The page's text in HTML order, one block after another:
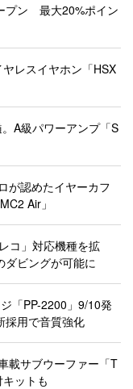
プン 最大20%ポイン
レスイヤホン「HSX
A級パワーアンプ「S
が認めたイヤーカフ
Air」
コ」対応機種を拡
ダビングが可能に
「PP-2200」9/10発
採用で音質強化
載サブウーファー「T
ットも